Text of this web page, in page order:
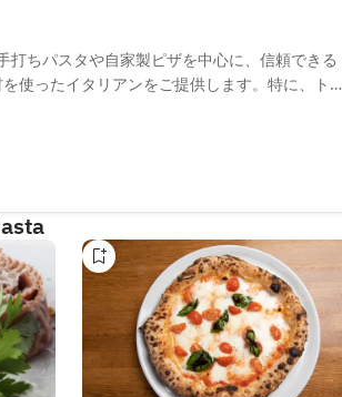
打ちパスタや自家製ピザを中心に、信頼できる
使ったイタリアンをご提供します。特に、トリ
囲気で、ランチやディナーはもちろん、女子会
メニューも豊富で、毎回違った料理を楽しめる